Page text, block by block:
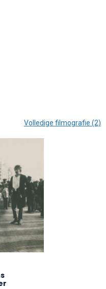
Volledige filmografie (2)